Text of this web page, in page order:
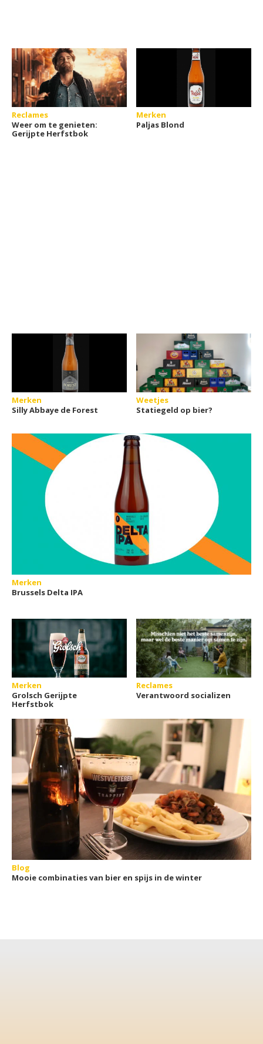
Reclames
Weer om te genieten:
Gerijpte Herfstbok
Merken
Paljas Blond
Merken
Silly Abbaye de Forest
Weetjes
Statiegeld op bier?
Merken
Brussels Delta IPA
Merken
Grolsch Gerijpte
Herfstbok
Reclames
Verantwoord socializen
Blog
Mooie combinaties van bier en spijs in de winter